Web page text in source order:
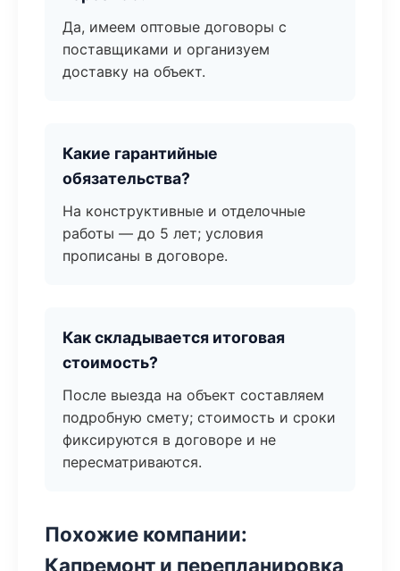
Да, имеем оптовые договоры с
поставщиками и организуем
доставку на объект.
Какие гарантийные
обязательства?
На конструктивные и отделочные
работы — до 5 лет; условия
прописаны в договоре.
Как складывается итоговая
стоимость?
После выезда на объект составляем
подробную смету; стоимость и сроки
фиксируются в договоре и не
пересматриваются.
Похожие компании:
Капремонт и перепланировка